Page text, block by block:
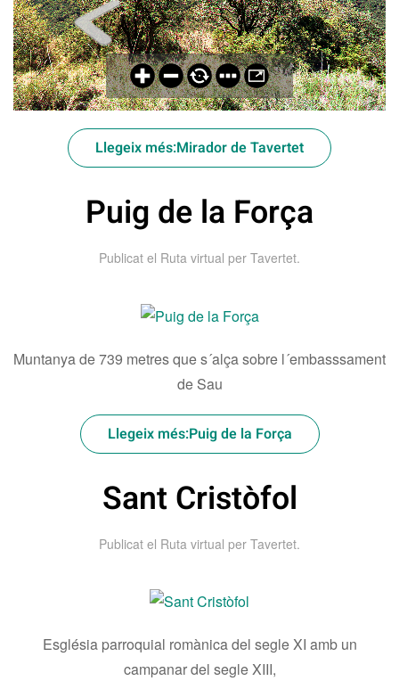
Llegeix més:Mirador de Tavertet
Puig de la Força
Publicat el Ruta virtual per Tavertet.
Muntanya de 739 metres que s´alça sobre l´embasssament
de Sau
Llegeix més:Puig de la Força
Sant Cristòfol
Publicat el Ruta virtual per Tavertet.
Església parroquial romànica del segle XI amb un
campanar del segle XIII,